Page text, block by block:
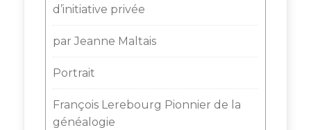
d’initiative privée
par Jeanne Maltais
Portrait
François Lerebourg Pionnier de la
généalogie